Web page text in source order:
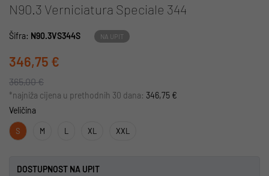
N90.3 Verniciatura Speciale 344
Šifra: N90.3VS344S NA UPIT
346,75 €
365,00 €
*najniža cijena u prethodnih 30 dana: 346,75 €
Veličina
S M L XL XXL
DOSTUPNOST NA UPIT